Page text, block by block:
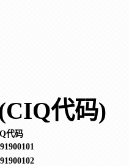
代码)
代码